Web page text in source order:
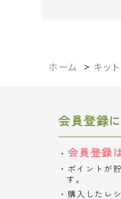
ホーム > キット
会員登録
会員登録
ポイントが
す。
購入したレ